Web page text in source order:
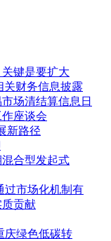
键是要扩大
关财务信息披露
场清结算信息日
座谈会
新路径
合型发起式
过市场化机制有
贡献
庆绿色低碳转